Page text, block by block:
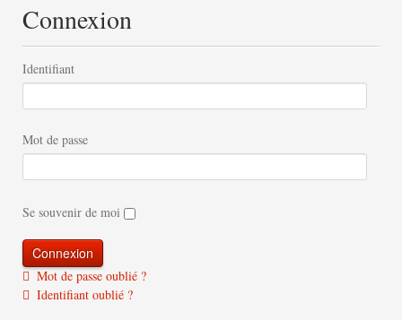
Connexion
Identifiant
Mot de passe
Se souvenir de moi
Mot de passe oublié ?
Identifiant oublié ?